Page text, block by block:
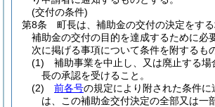
(交付の条件)
第8条
町長は、補助金の交付の決定をする
補助金の交付の目的を達成するために必
次に掲げる事項について条件を附するも
(1)
補助事業を中止し、又は廃止する場
長の承認を受けること。
(2)
前各号の規定により附された条件に
は、この補助金交付決定の全部又は一